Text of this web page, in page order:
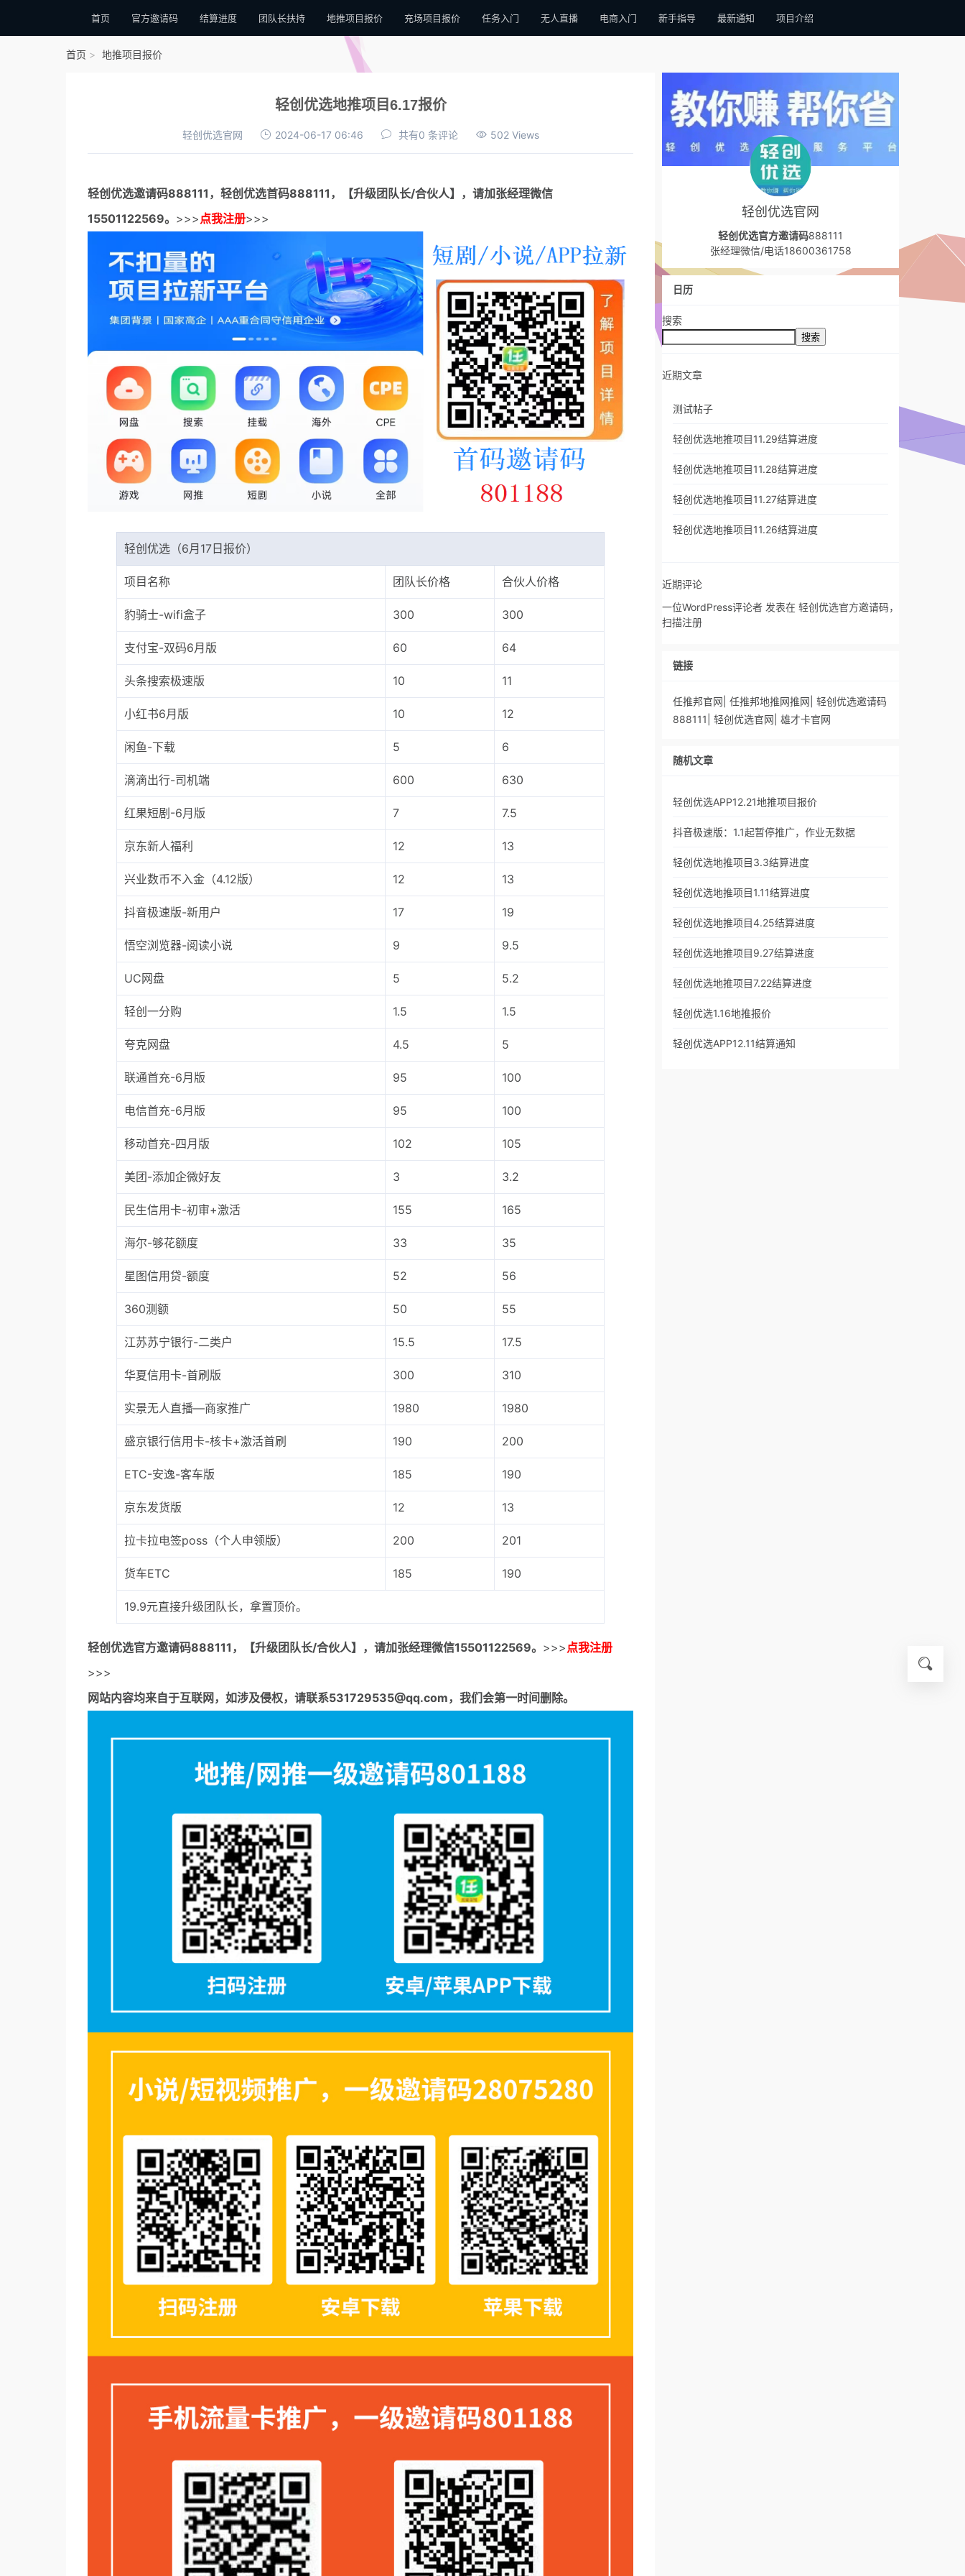
首页 官方邀请码 结算进度 团队长扶持 地推项目报价 充场项目报价 任务入门 无人直播 电商入门 新手指导 最新通知 项目介绍
首页 地推项目报价
轻创优选地推项目6.17报价
轻创优选官网 2024-06-17 06:46 共有0 条评论 502 Views
轻创优选邀请码888111， 轻创优选首码888111，【升级团队长/合伙人】，请加张经理微信
15501122569。 >>>点我注册>>>
轻创优选（6月17日报价）
项目名称 团队长价格 合伙人价格
豹骑士-wifi盒子 300 300
支付宝-双码6月版 60 64
头条搜索极速版 10 11
小红书6月版 10 12
闲鱼-下载 5 6
滴滴出行-司机端 600 630
红果短剧-6月版 7 7.5
京东新人福利 12 13
兴业数币不入金（4.12版） 12 13
抖音极速版-新用户 17 19
悟空浏览器-阅读小说 9 9.5
UC网盘 5 5.2
轻创一分购 1.5 1.5
夸克网盘 4.5 5
联通首充-6月版 95 100
电信首充-6月版 95 100
移动首充-四月版 102 105
美团-添加企微好友 3 3.2
民生信用卡-初审+激活 155 165
海尔-够花额度 33 35
星图信用贷-额度 52 56
360测额 50 55
江苏苏宁银行-二类户 15.5 17.5
华夏信用卡-首刷版 300 310
实景无人直播—商家推广 1980 1980
盛京银行信用卡-核卡+激活首刷 190 200
ETC-安逸-客车版 185 190
京东发货版 12 13
拉卡拉电签poss（个人申领版） 200 201
货车ETC 185 190
19.9元直接升级团队长，拿置顶价。
轻创优选官方邀请码888111，【升级团队长/合伙人】，请加张经理微信15501122569。 >>>点我注册
>>>
网站内容均来自于互联网，如涉及侵权，请联系531729535@qq.com，我们会第一时间删除。
轻创优选官网
轻创优选官方邀请码888111
张经理微信/电话18600361758
日历
搜索
搜索
近期文章
测试帖子
轻创优选地推项目11.29结算进度
轻创优选地推项目11.28结算进度
轻创优选地推项目11.27结算进度
轻创优选地推项目11.26结算进度
近期评论
一位WordPress评论者 发表在 轻创优选官方邀请码，
扫描注册
链接
任推邦官网 任推邦地推网推网 轻创优选邀请码
888111
轻创优选官网 雄才卡官网
随机文章
轻创优选APP12.21地推项目报价
抖音极速版：1.1起暂停推广，作业无数据
轻创优选地推项目3.3结算进度
轻创优选地推项目1.11结算进度
轻创优选地推项目4.25结算进度
轻创优选地推项目9.27结算进度
轻创优选地推项目7.22结算进度
轻创优选1.16地推报价
轻创优选APP12.11结算通知